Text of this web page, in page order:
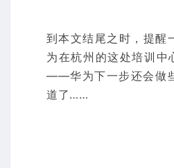
到本文结尾之时，提醒
为在杭州的这处培训中
——华为下一步还会做
道了……